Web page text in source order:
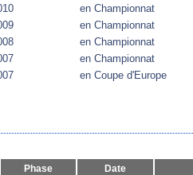
en Championnat
en Championnat
en Championnat
en Championnat
en Coupe d'Europe
Phase Date